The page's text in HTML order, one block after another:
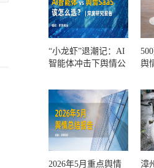
“小龙虾”退潮记：AI
智能体冲击下舆情公
舆
一
2026年5月重点舆情
漳